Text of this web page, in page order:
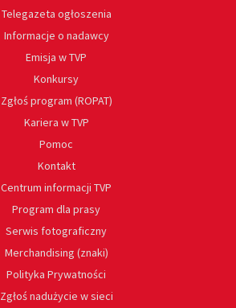
Telegazeta ogłoszenia
Informacje o nadawcy
Emisja w TVP
Konkursy
Zgłoś program (ROPAT)
Kariera w TVP
Pomoc
Kontakt
Centrum informacji TVP
Program dla prasy
Serwis fotograficzny
Merchandising (znaki)
Polityka Prywatności
Zgłoś nadużycie w sieci